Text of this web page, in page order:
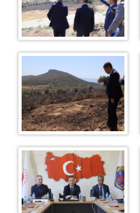
Merkez Kantin
Bilgilendirme
Emanet Para Yönetmeliği
Emanet Eşya Yönetmeliği
Sıkca Sorulan Sorular
Ziyaret Yönetmeliği
Ziyaret İçin Gerekli Belgeler
Ziyaret Günleri
Ulaşım / İletişim